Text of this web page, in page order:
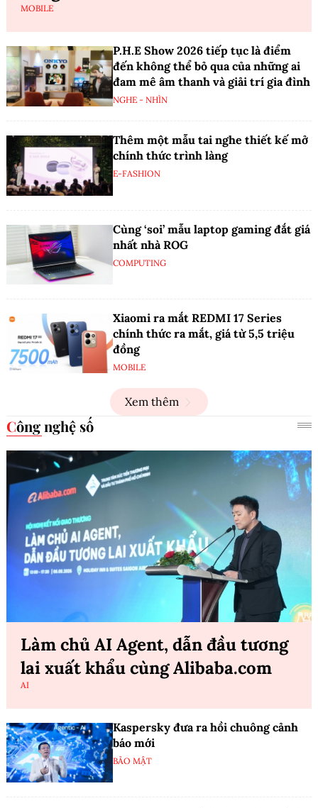
MOBILE
P.H.E Show 2026 tiếp tục là điểm
đến không thể bỏ qua của những ai
đam mê âm thanh và giải trí gia đình
NGHE - NHÌN
Thêm một mẫu tai nghe thiết kế mở
chính thức trình làng
E-FASHION
Cùng ‘soi’ mẫu laptop gaming đắt giá
nhất nhà ROG
COMPUTING
Xiaomi ra mắt REDMI 17 Series
chính thức ra mắt, giá từ 5,5 triệu
đồng
MOBILE
Xem thêm
Công nghệ số
Làm chủ AI Agent, dẫn đầu tương
lai xuất khẩu cùng Alibaba.com
AI
Kaspersky đưa ra hồi chuông cảnh
báo mới
BẢO MẬT